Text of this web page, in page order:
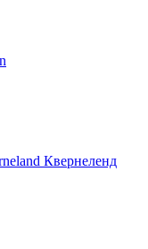
Квернеленд